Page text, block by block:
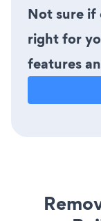
Not sure if
right for
features